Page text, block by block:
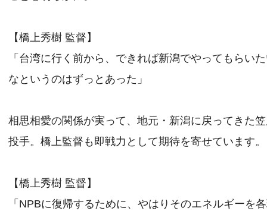
【橋上秀樹 監督】
「台湾に行く前から、できれば新潟でやってもらい
なというのはずっとあった」
相思相愛の関係が実って、地元・新潟に戻ってきた
投手。橋上監督も即戦力として期待を寄せています。
【橋上秀樹 監督】
「NPBに復帰するために、やはりそのエネルギーを